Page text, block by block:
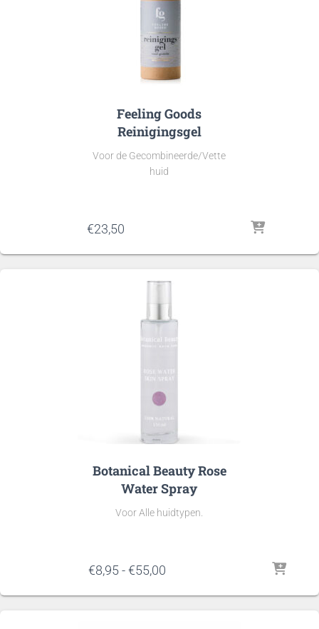
Feeling Goods
Reinigingsgel
Voor de Gecombineerde/Vette
huid
€23,50
Botanical Beauty Rose
Water Spray
Voor Alle huidtypen.
€8,95-€55,00
tot